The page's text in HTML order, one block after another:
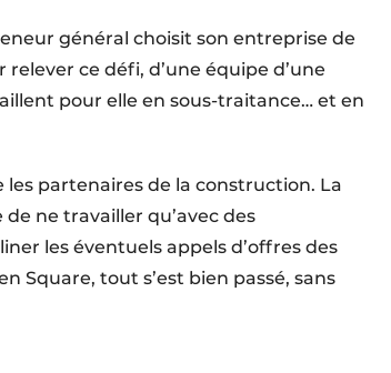
général choisit son entreprise de
ce défi, d’une équipe d’une
pour elle en sous-traitance… et en
partenaires de la construction. La
ne travailler qu’avec des
les éventuels appels d’offres des
Square, tout s’est bien passé, sans